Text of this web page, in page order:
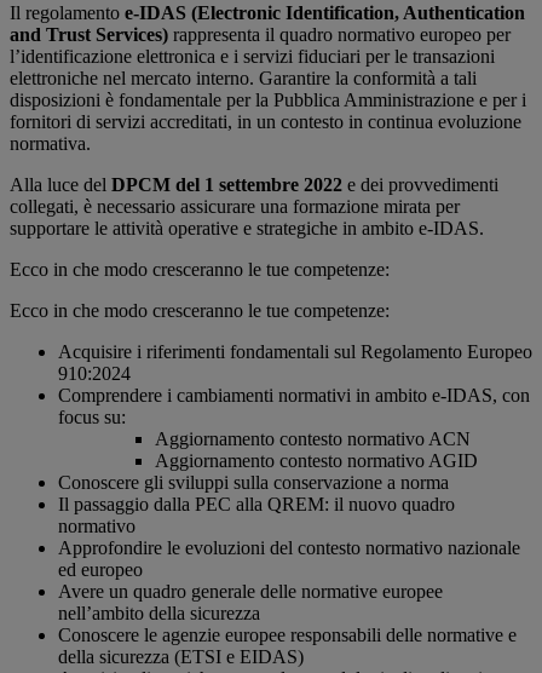
Il regolamento e-IDAS (Electronic Identification, Authentication
and Trust Services) rappresenta il quadro normativo europeo per
l’identificazione elettronica e i servizi fiduciari per le transazioni
elettroniche nel mercato interno. Garantire la conformità a tali
disposizioni è fondamentale per la Pubblica Amministrazione e per i
fornitori di servizi accreditati, in un contesto in continua evoluzione
normativa.
Alla luce del DPCM del 1 settembre 2022 e dei provvedimenti
collegati, è necessario assicurare una formazione mirata per
supportare le attività operative e strategiche in ambito e-IDAS.
Ecco in che modo cresceranno le tue competenze:
Ecco in che modo cresceranno le tue competenze:
Acquisire i riferimenti fondamentali sul Regolamento Europeo
910:2024
Comprendere i cambiamenti normativi in ambito e-IDAS, con
focus su:
Aggiornamento contesto normativo ACN
Aggiornamento contesto normativo AGID
Conoscere gli sviluppi sulla conservazione a norma
Il passaggio dalla PEC alla QREM: il nuovo quadro
normativo
Approfondire le evoluzioni del contesto normativo nazionale
ed europeo
Avere un quadro generale delle normative europee
nell’ambito della sicurezza
Conoscere le agenzie europee responsabili delle normative e
della sicurezza (ETSI e EIDAS)